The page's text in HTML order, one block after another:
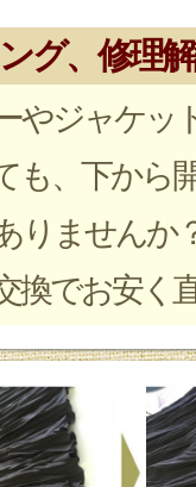
グ、修理
やジャケッ
も、下から
りませんか
換でお安く